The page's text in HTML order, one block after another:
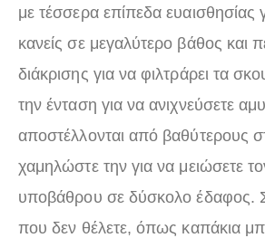
με τέσσερα επίπεδα ευαισθησίας
κανείς σε μεγαλύτερο βάθος και
διάκρισης για να φιλτράρει τα
την ένταση για να ανιχνεύσετε
αποστέλλονται από βαθύτερους
χαμηλώστε την για να μειώσετε
υποβάθρου σε δύσκολο έδαφος.
που δεν θέλετε, όπως καπάκια